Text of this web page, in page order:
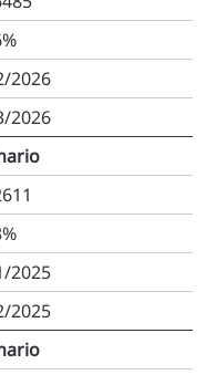
2026
2026
2025
2025